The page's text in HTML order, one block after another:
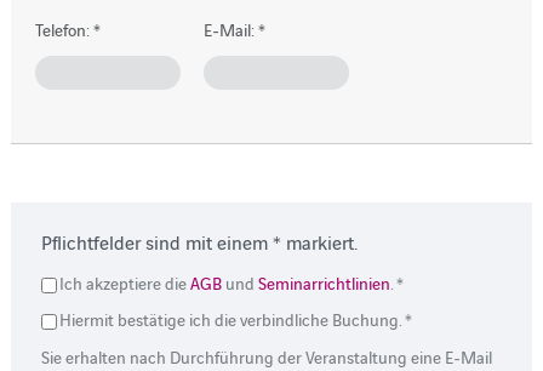
Telefon: * E-Mail:*
Pflichtfelder sind mit einem * markiert.
Ich akzeptiere dieAGBund Seminarrichtlinien. *
Hiermit bestätige ich die verbindliche Buchung. *
Sie erhalten nach Durchführung der Veranstaltung eine E-Mail